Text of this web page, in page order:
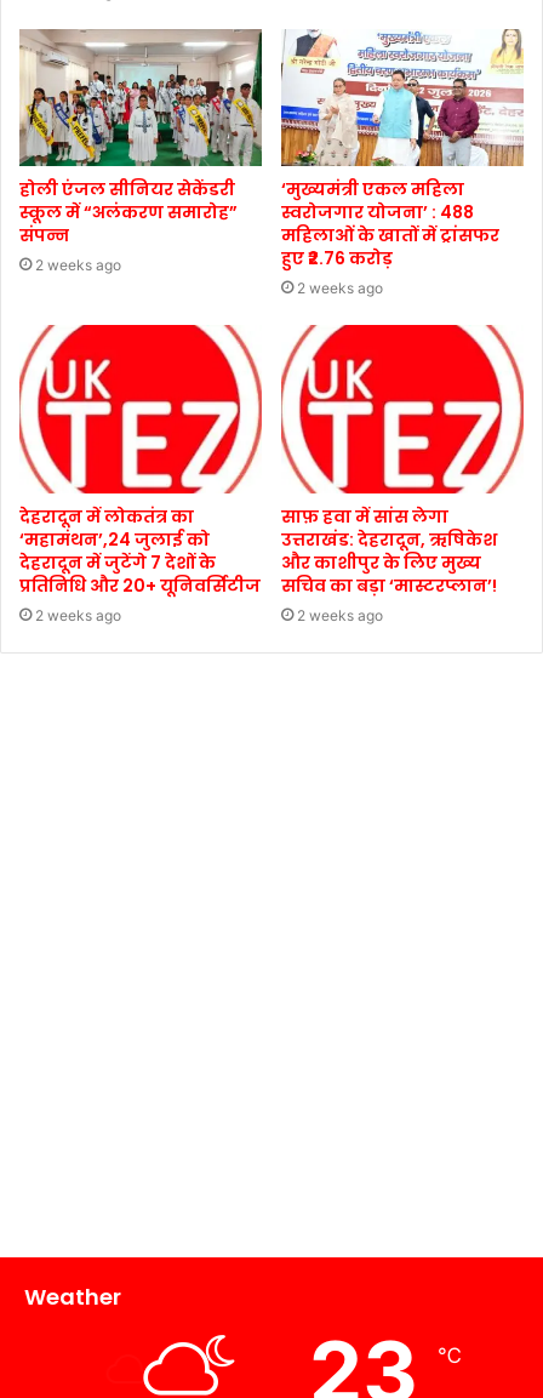
होली एंजल सीनियर सेकेंडरी
स्कूल में “अलंकरण समारोह”
संपन्न
2 weeks ago
‘मुख्यमंत्री एकल महिला
स्वरोजगार योजना’ : 488
महिलाओं के खातों में ट्रांसफर
हुए ₹2.76 करोड़
2 weeks ago
देहरादून में लोकतंत्र का
‘महामंथन’,24 जुलाई को
देहरादून में जुटेंगे 7 देशों के
प्रतिनिधि और 20+ यूनिवर्सिटीज
2 weeks ago
साफ़ हवा में सांस लेगा
उत्तराखंड: देहरादून, ऋषिकेश
और काशीपुर के लिए मुख्य
सचिव का बड़ा ‘मास्टरप्लान’!
2 weeks ago
Weather
23 ℃